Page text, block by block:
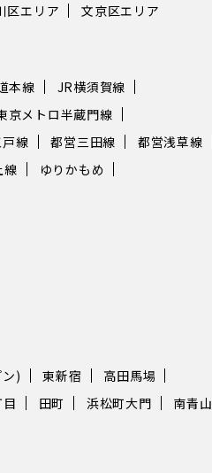
区エリア 文京区エリア
本線
JR横須賀線
京メトロ半蔵門線
線 都営三田線
都営浅草線
線
ゆりかもめ
) 東新宿
高田馬場
田町 浜松町大門
南青山